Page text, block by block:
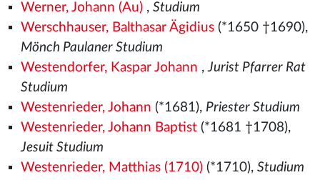
Werner, Johann (Au), Studium
Werschhauser, Balthasar Ägidius(*1650 †1690),
Mönch Paulaner Studium
Westendorfer, Kaspar Johann ,Jurist Pfarrer Rat
Studium
Westenrieder, Johann (*1681), Priester Studium
Westenrieder, Johann Baptist(*1681 †1708),
Jesuit Studium
Westenrieder, Matthias (1710)(*1710), Studium